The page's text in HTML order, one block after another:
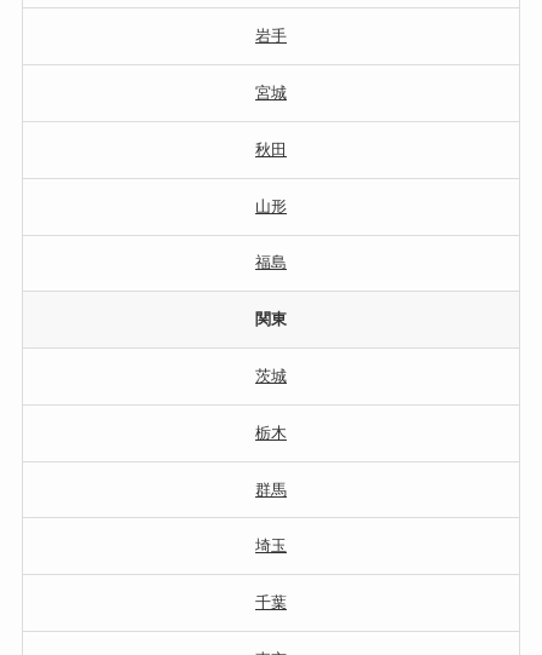
岩手
宮城
秋田
山形
福島
関東
茨城
栃木
群馬
埼玉
千葉